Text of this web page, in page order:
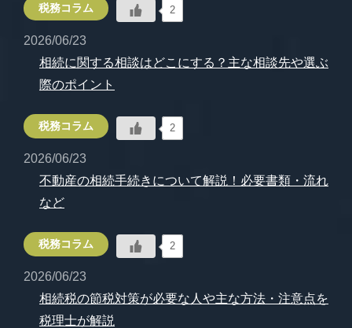
税務コラム 2
2026/06/23
相続に関する相談はどこにする？主な相談先や選ぶ
際のポイント
税務コラム 2
2026/06/23
不動産の相続手続きについて解説！必要書類・流れ
など
税務コラム 2
2026/06/23
相続税の節税対策が必要な人や主な方法・注意点を
税理士が解説